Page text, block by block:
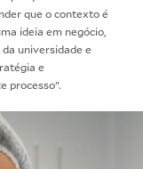
que o contexto é
ideia em negócio,
universidade e
e
processo”.